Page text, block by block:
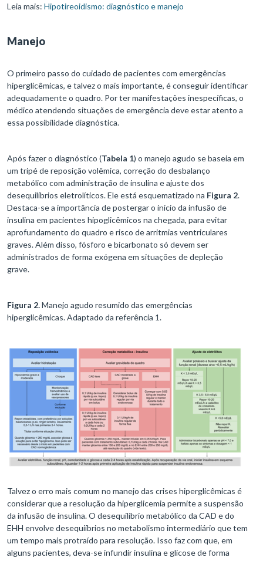
Leia mais: Hipotireoidismo: diagnóstico e manejo
Manejo
O primeiro passo do cuidado de pacientes com emergências
hiperglicêmicas, e talvez o mais importante, é conseguir identificar
adequadamente o quadro. Por ter manifestações inespecíficas, o
médico atendendo situações de emergência deve estar atento a
essa possibilidade diagnóstica.
Após fazer o diagnóstico (Tabela 1) o manejo agudo se baseia em
um tripé de reposição volêmica, correção do desbalanço
metabólico com administração de insulina e ajuste dos
desequilíbrios eletrolíticos. Ele está esquematizado na Figura 2.
Destaca-se a importância de postergar o início da infusão de
insulina em pacientes hipoglicêmicos na chegada, para evitar
aprofundamento do quadro e risco de arritmias ventriculares
graves. Além disso, fósforo e bicarbonato só devem ser
administrados de forma exógena em situações de depleção
grave.
Figura 2.Manejo agudo resumido das emergências
hiperglicêmicas. Adaptado da referência 1.
Talvez o erro mais comum no manejo das crises hiperglicêmicas é
considerar que a resolução da hiperglicemia permite a suspensão
da infusão de insulina. O desequilíbrio metabólico da CAD e do
EHH envolve desequiíbrios no metabolismo intermediário que tem
um tempo mais protraído para resolução. Isso faz com que, em
alguns pacientes, deva-se infundir insulina e glicose de forma